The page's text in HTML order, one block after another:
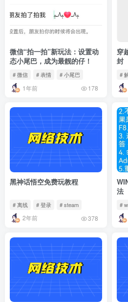
微信“拍一拍”新玩法：设置动
态小尾巴，成为最靓的仔！
# 微信 # 表情 # 小尾巴
1年前 178
穿
封
#
黑神话悟空免费玩教程
# 离线 # 登录 # steam
2年前 378
法
#